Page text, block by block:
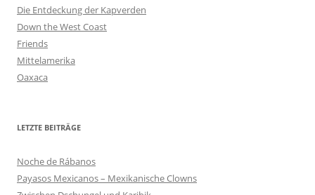
Die Entdeckung der Kapverden
Down the West Coast
Friends
Mittelamerika
Oaxaca
LETZTE BEITRÄGE
Noche de Rábanos
Payasos Mexicanos – Mexikanische Clowns